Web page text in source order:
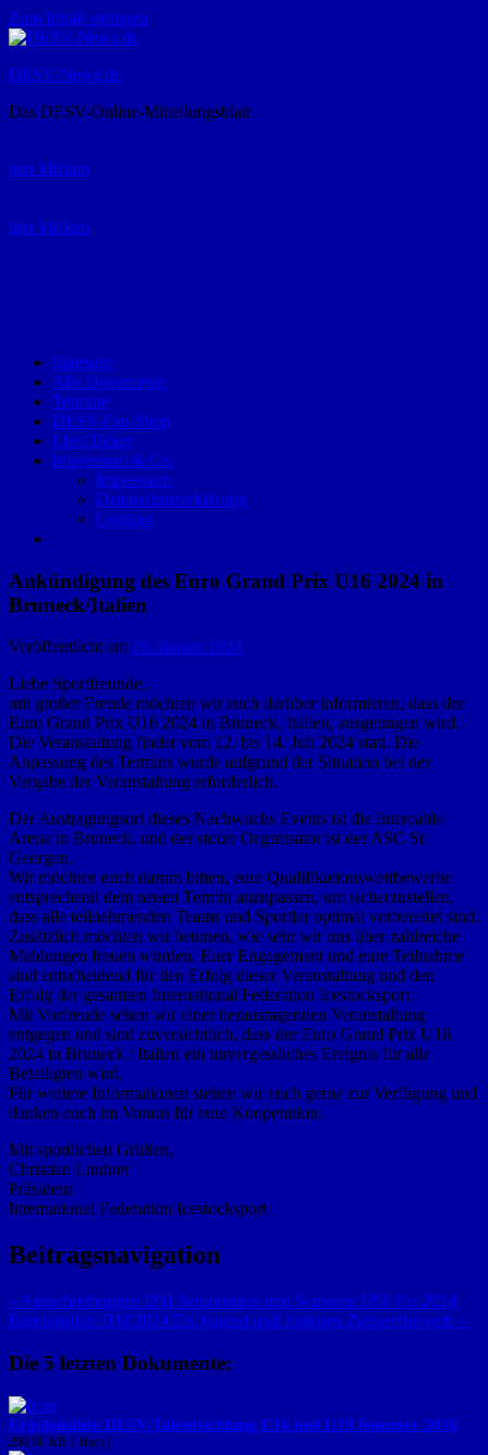
Zum Inhalt springen
DESV-News.de
Das DESV-Online-Mitteilungsblatt
hier klicken
hier klicken
Startseite
Alle Dokumente
Termine
DESV-Fan-Shop
Live-Ticker
Impressum & Co.
Impressum
Datenschutzerklärung
Cookies
Ankündigung des Euro Grand Prix U16 2024 in
Bruneck/Italien
Veröffentlicht am 19. Januar 2024
Liebe Sportfreunde,
mit großer Freude möchten wir euch darüber informieren, dass der
Euro Grand Prix U16 2024 in Bruneck, Italien, ausgetragen wird.
Die Veranstaltung findet vom 12. bis 14. Juli 2024 statt. Die
Anpassung des Termins wurde aufgrund der Situation bei der
Vergabe der Veranstaltung erforderlich.
Der Austragungsort dieses Nachwuchs Events ist die Intercable
Arena in Bruneck, und der stolze Organisator ist der ASC St.
Georgen.
Wir möchten euch darum bitten, eure Qualifikationswettbewerbe
entsprechend dem neuen Termin anzupassen, um sicherzustellen,
dass alle teilnehmenden Teams und Sportler optimal vorbereitet sind.
Zusätzlich möchten wir betonen, wie sehr wir uns über zahlreiche
Meldungen freuen würden. Euer Engagement und eure Teilnahme
sind entscheidend für den Erfolg dieser Veranstaltung und den
Erfolg der gesamten International Federation Icestocksport.
Mit Vorfreude sehen wir einer herausragenden Veranstaltung
entgegen und sind zuversichtlich, dass der Euro Grand Prix U16
2024 in Bruneck / Italien ein unvergessliches Ereignis für alle
Beteiligten wird.
Für weitere Informationen stehen wir euch gerne zur Verfügung und
danken euch im Voraus für eure Kooperation.
Mit sportlichen Grüßen,
Christian Lindner
Präsident
International Federation Icestocksport
Beitragsnavigation
« Ausschreibungen DM Seniorinnen und Senioren Ü50 Eis 2024
Ergebnisliste DM 2024 Eis Jugend und Junioren Zielwettbewerb »
Die 5 letzten Dokumente:
Ergebnisliste DESV-Talentsichtung U16 und U19 Sommer 2026
290.98 KB 1 file(s)